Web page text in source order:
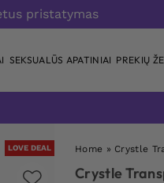
pristatymas
SEKSUALŪS APATINIAI PREKIŲ
LOVE DEAL Home » Crystle
Crystle